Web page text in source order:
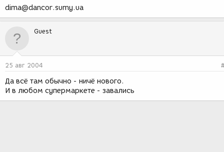
dima@dancor.sumy.ua
Guest
25 авг 2004
Да всё там обычно - ничё нового.
И в любом супермаркете - завались